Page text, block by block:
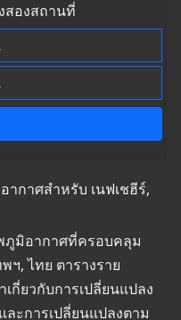
สองสถานที่
กาศสำหรับ เนฟเชฮีร์,
ภูมิอากาศที่ครอบคลุม
ฯ, ไทย ตารางราย
กี่ยวกับการเปลี่ยนแปลง
ะการเปลี่ยนแปลงตาม